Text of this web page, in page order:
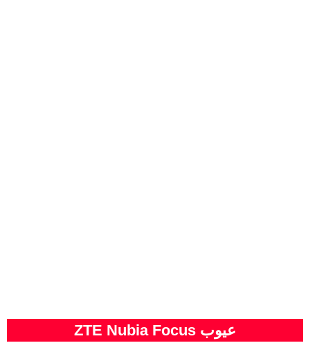
عيوب ZTE Nubia Focus